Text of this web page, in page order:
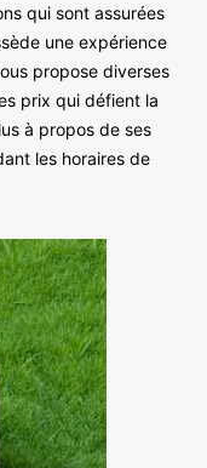
qui sont assurées
une expérience
propose diverses
prix qui défient la
à propos de ses
les horaires de